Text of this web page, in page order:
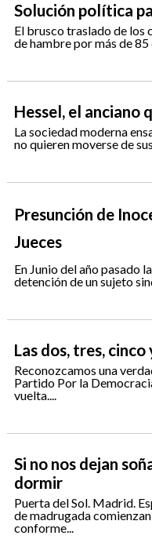
Síguenos:
Solución política
El brusco traslado de los
de hambre por más de
Hessel, el anciano
La sociedad moderna
no quieren moverse de
Presunción de
Jueces
En Junio del año pasado
detención de un sujeto
Las dos, tres,
Reconozcamos una
Partido Por la
vuelta....
Si no nos dejan
dormir
Puerta del Sol. Madrid.
de madrugada
conforme...